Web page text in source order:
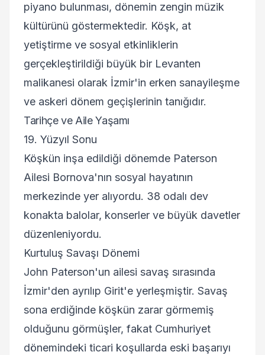
piyano bulunması, dönemin zengin müzik
kültürünü göstermektedir. Köşk, at
yetiştirme ve sosyal etkinliklerin
gerçekleştirildiği büyük bir Levanten
malikanesi olarak İzmir'in erken sanayileşme
ve askeri dönem geçişlerinin tanığıdır.
Tarihçe ve Aile Yaşamı
19. Yüzyıl Sonu
Köşkün inşa edildiği dönemde Paterson
Ailesi Bornova'nın sosyal hayatının
merkezinde yer alıyordu. 38 odalı dev
konakta balolar, konserler ve büyük davetler
düzenleniyordu.
Kurtuluş Savaşı Dönemi
John Paterson'un ailesi savaş sırasında
İzmir'den ayrılıp Girit'e yerleşmiştir. Savaş
sona erdiğinde köşkün zarar görmemiş
olduğunu görmüşler, fakat Cumhuriyet
dönemindeki ticari koşullarda eski başarıyı